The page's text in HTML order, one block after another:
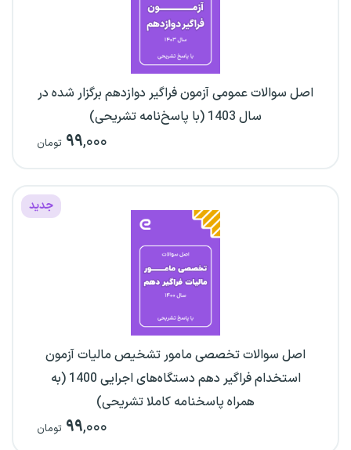
اصل سوالات عمومی آزمون فراگیر دوازدهم برگزار شده در
سال 1403 (با پاسخ‌نامه تشریحی)
۹۹,۰۰۰ تومان
جدید
اصل سوالات تخصصی مامور تشخیص مالیات آزمون
استخدام فراگیر دهم دستگاه‌های اجرایی 1400 (به
همراه پاسخنامه کاملا تشریحی)
۹۹,۰۰۰ تومان